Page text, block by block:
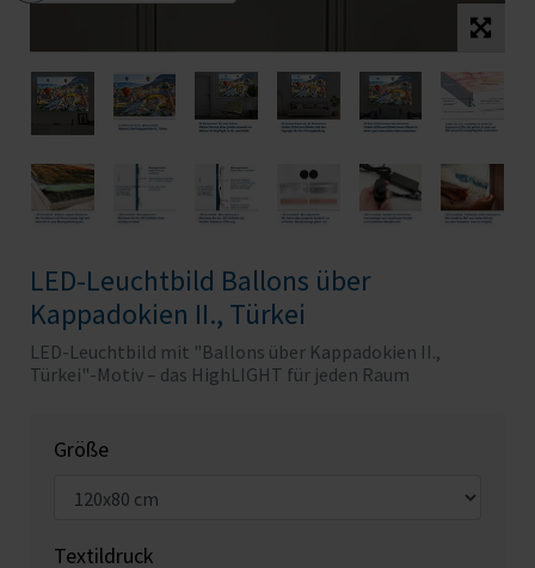
LED-Leuchtbild Ballons über
Kappadokien II., Türkei
LED-Leuchtbild mit "Ballons über Kappadokien II.,
Türkei"-Motiv – das HighLIGHT für jeden Raum
Größe
Textildruck